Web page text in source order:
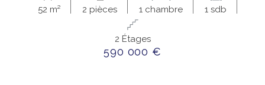
52 m² 2 pièces 1 chambre 1 sdb
2 Étages
590 000 €